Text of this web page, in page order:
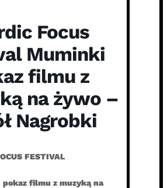
Focus
Muminki
filmu z
na żywo –
Nagrobki
FESTIVAL
filmu z muzyką na